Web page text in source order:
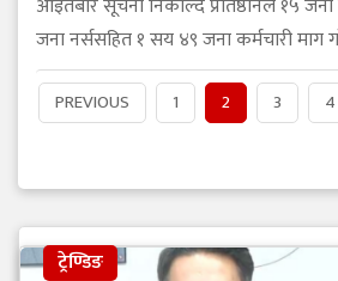
आइतबार सूचना निकाल्दे प्रतिष्ठानले १५
जना नर्ससहित १ सय ४९ जना कर्मचारी माग
PREVIOUS 1 2 3 4
ट्रेण्डिङ